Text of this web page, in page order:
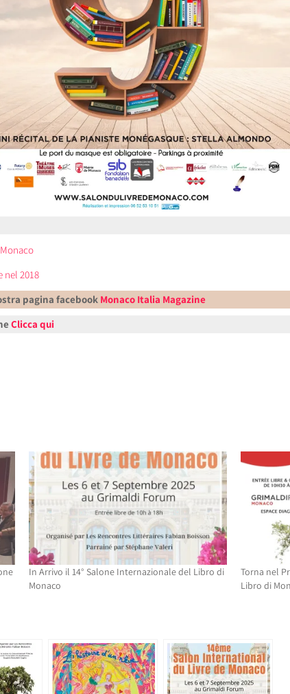
nel 2018
pagina facebook Monaco Italia Magazine
Clicca qui
In Arrivo il 14° Salone Internazionale del Libro di
Monaco
Torna nel
Libro di